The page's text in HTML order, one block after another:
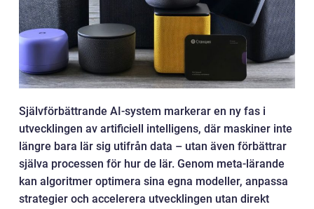
Självförbättrande AI-system markerar en ny fas i
utvecklingen av artificiell intelligens, där maskiner inte
längre bara lär sig utifrån data – utan även förbättrar
själva processen för hur de lär. Genom meta-lärande
kan algoritmer optimera sina egna modeller, anpassa
strategier och accelerera utvecklingen utan direkt